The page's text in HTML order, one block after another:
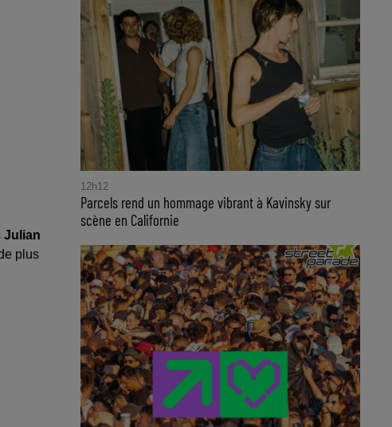
Julian
plus
12h12
Parcels rend un hommage vibrant à Kavinsky sur
scène en Californie